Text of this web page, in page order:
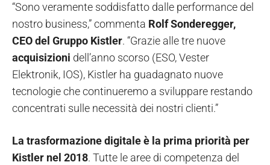
“Sono veramente soddisfatto dalle performance del
nostro business,” commenta Rolf Sonderegger,
CEO del Gruppo Kistler. “Grazie alle tre nuove
acquisizioni dell’anno scorso (ESO, Vester
Elektronik, IOS), Kistler ha guadagnato nuove
tecnologie che continueremo a sviluppare restando
concentrati sulle necessità dei nostri clienti.”
La trasformazione digitale è la prima priorità per
Kistler nel 2018. Tutte le aree di competenza del